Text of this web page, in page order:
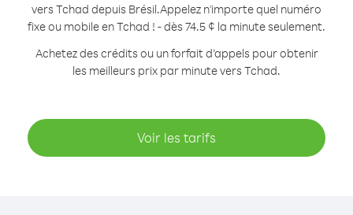
vers Tchad depuis Brésil.Appelez n'importe quel numéro
fixe ou mobile en Tchad ! - dès 74.5 ¢ la minute seulement.
Achetez des crédits ou un forfait d’appels pour obtenir
les meilleurs prix par minute vers Tchad.
Voir les tarifs